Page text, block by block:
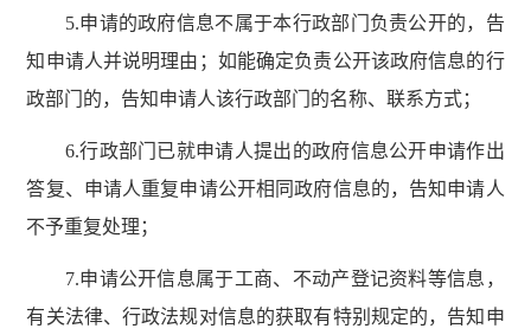
5.申请的政府信息不属于本行政部门负责公开的，告
知申请人并说明理由；如能确定负责公开该政府信息的行
政部门的，告知申请人该行政部门的名称、联系方式；
6.行政部门已就申请人提出的政府信息公开申请作出
答复、申请人重复申请公开相同政府信息的，告知申请人
不予重复处理；
7.申请公开信息属于工商、不动产登记资料等信息，
有关法律、行政法规对信息的获取有特别规定的，告知申